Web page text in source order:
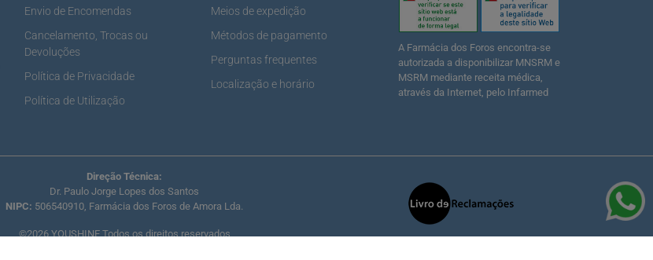
Envio de Encomendas
Cancelamento, Trocas ou
Devoluções
Política de Privacidade
Política de Utilização
Meios de expedição
Métodos de pagamento
Perguntas frequentes
Localização e horário
A Farmácia dos Foros encontra-se
autorizada a disponibilizar MNSRM e
MSRM mediante receita médica,
através da Internet, pelo Infarmed
Direção Técnica:
Dr. Paulo Jorge Lopes dos Santos
NIPC: 506540910, Farmácia dos Foros de Amora Lda.
©2026 YOUSHINE Todos os direitos reservados